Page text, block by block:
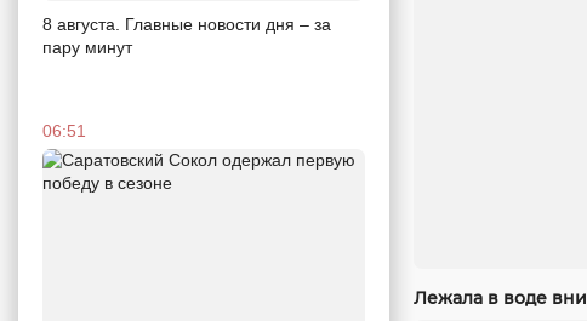
8 августа. Главные новости дня – за
пару минут
06:51
Лежала в воде